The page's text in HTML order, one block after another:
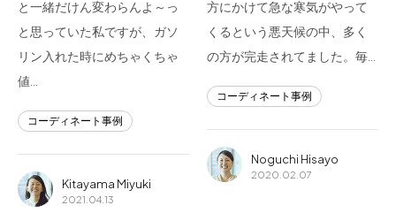
と一緒だけん変わらんよ～っ
と思っていた私ですが、ガソ
リン入れた時にめちゃくちゃ
値…
コーディネート事例
Kitayama Miyuki
2021.04.13
方にかけて急な寒気がやって
くるという悪天候の中、多く
の方が完走されてました。毎…
コーディネート事例
Noguchi Hisayo
2020.02.07